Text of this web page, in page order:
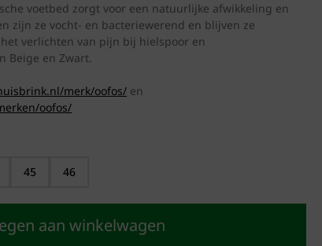
voetbed zorgt voor een natuurlijke afwikkeling en
zijn ze vocht- en bacteriewerend en blijven ze
verlichten van pijn bij hielspoor en
Beige en Zwart.
merk/oofos/ en
oofos/
45 46
aan winkelwagen